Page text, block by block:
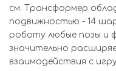
см. Трансформер
подвижностью - 14
роботу любые позы и
значительно
взаимодействия с